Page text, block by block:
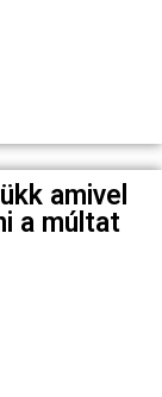
amivel
a múltat